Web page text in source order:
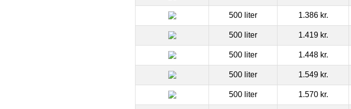
500 liter 1.386 kr.
500 liter 1.419 kr.
500 liter 1.448 kr.
500 liter 1.549 kr.
500 liter 1.570 kr.